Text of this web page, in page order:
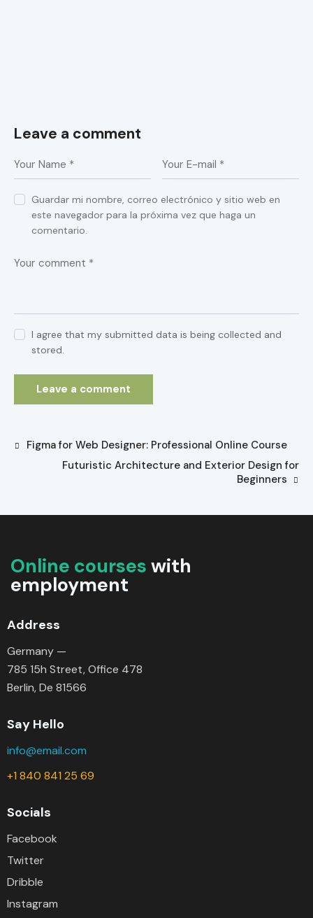
Leave a comment
Guardar mi nombre, correo electrónico y sitio web en
este navegador para la próxima vez que haga un
comentario.
I agree that my submitted data is being collected and
stored.
Figma for Web Designer: Professional Online Course
Futuristic Architecture and Exterior Design for
Beginners
Online courses with
employment
Address
Germany —
785 15h Street, Office 478
Berlin, De 81566
Say Hello
info@email.com
+1 840 841 25 69
Socials
Facebook
Twitter
Dribble
Instagram